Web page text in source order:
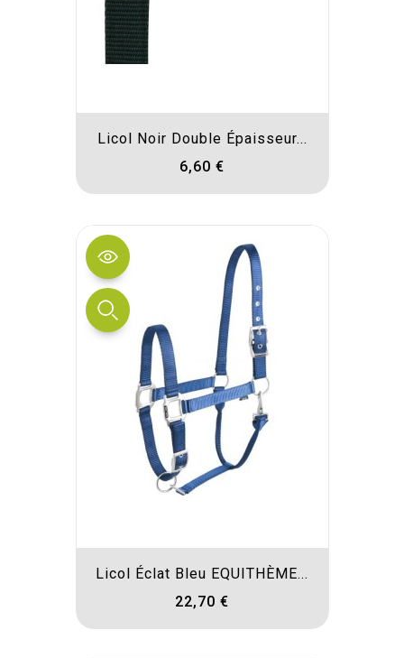
Licol Noir Double Épaisseur...
6,60 €
Licol Éclat Bleu EQUITHÈME...
22,70 €